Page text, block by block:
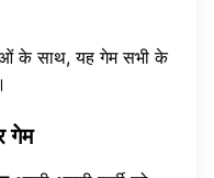
के साथ, यह गेम सभी के
गेम